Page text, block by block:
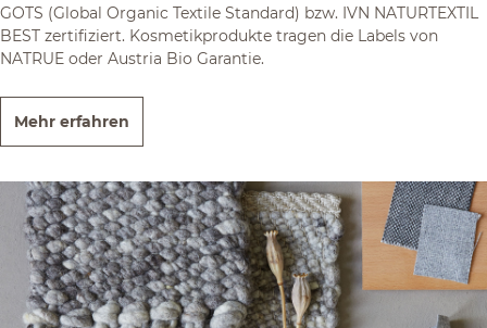
GOTS (Global Organic Textile Standard) bzw. IVN NATURTEXTIL
BEST zertifiziert. Kosmetikprodukte tragen die Labels von
NATRUE oder Austria Bio Garantie.
Mehr erfahren